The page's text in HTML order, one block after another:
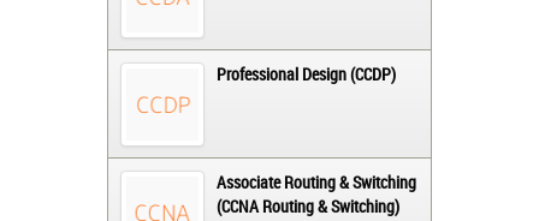
Professional Design (CCDP)
Associate Routing & Switching
(CCNA Routing & Switching)